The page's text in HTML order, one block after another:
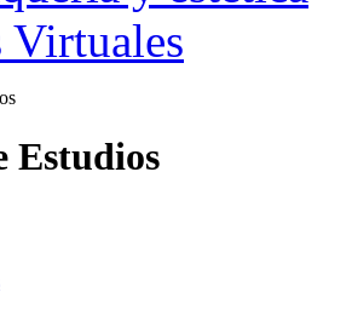
Virtuales
Estudios